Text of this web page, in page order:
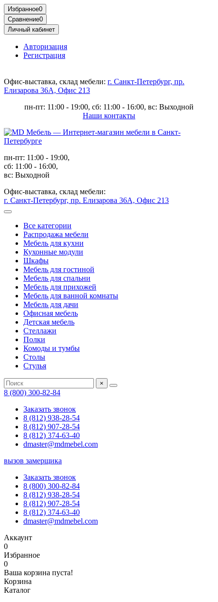
Избранное0
Сравнение0
Личный кабинет
Авторизация
Регистрация
Офис-выставка, склад мебели: г. Санкт-Петербург, пр.
Елизарова 36А, Офис 213
пн-пт: 11:00 - 19:00, сб: 11:00 - 16:00, вс: Выходной
Наши контакты
пн-пт: 11:00 - 19:00,
сб: 11:00 - 16:00,
вс: Выходной
Офис-выставка, склад мебели:
г. Санкт-Петербург, пр. Елизарова 36А, Офис 213
Все категории
Распродажа мебели
Мебель для кухни
Кухонные модули
Шкафы
Мебель для гостиной
Мебель для спальни
Мебель для прихожей
Мебель для ванной комнаты
Мебель для дачи
Офисная мебель
Детская мебель
Стеллажи
Полки
Комоды и тумбы
Столы
Стулья
×
8 (800) 300-82-84
Заказать звонок
8 (812) 938-28-54
8 (812) 907-28-54
8 (812) 374-63-40
dmaster@mdmebel.com
вызов замерщика
Заказать звонок
8 (800) 300-82-84
8 (812) 938-28-54
8 (812) 907-28-54
8 (812) 374-63-40
dmaster@mdmebel.com
Аккаунт
0
Избранное
0
Ваша корзина пуста!
Корзина
Каталог